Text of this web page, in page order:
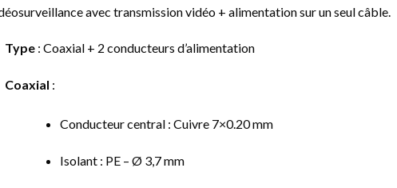
avec transmission vidéo + alimentation sur un seul câble.
Type: Coaxial + 2 conducteurs d’alimentation
Coaxial :
Conducteur central : Cuivre 7×0.20 mm
Isolant : PE – Ø 3,7 mm